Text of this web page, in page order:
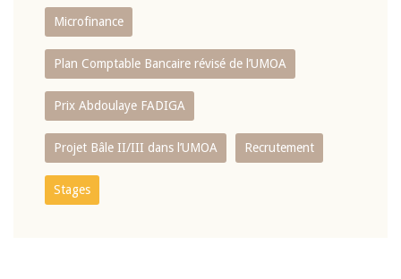
Microfinance
Plan Comptable Bancaire révisé de l’UMOA
Prix Abdoulaye FADIGA
Projet Bâle II/III dans l’UMOA Recrutement
Stages